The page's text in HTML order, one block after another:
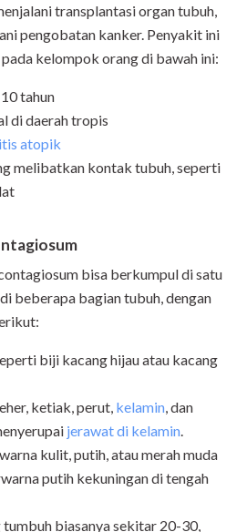
transplantasi organ tubuh,
pengobatan kanker. Penyakit ini
kelompok orang di bawah ini:
tahun
di daerah tropis
atopik
melibatkan kontak tubuh, seperti
bisa berkumpul di satu
beberapa bagian tubuh, dengan
biji kacang hijau atau kacang
ketiak, perut, kelamin, dan
jerawat di kelamin.
kulit, putih, atau merah muda
putih kekuningan di tengah
tumbuh biasanya sekitar 20-30,